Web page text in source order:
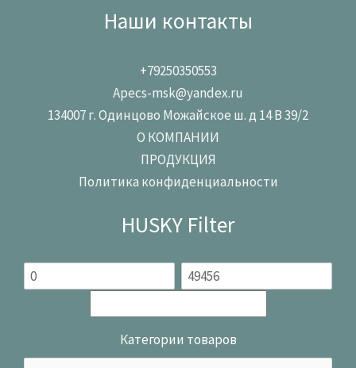
Наши контакты
+79250350553
Apecs-msk@yandex.ru
134007 г. Одинцово Можайское ш. д 14 В 39/2
О КОМПАНИИ
ПРОДУКЦИЯ
Политика конфиденциальности
HUSKY Filter
Категории товаров